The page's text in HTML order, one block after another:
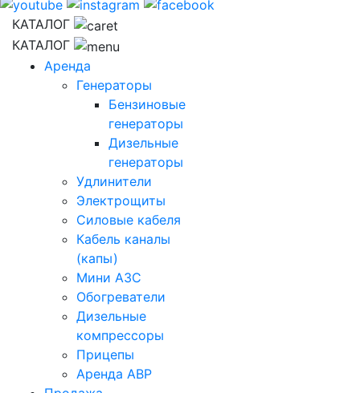
КАТАЛОГ
КАТАЛОГ
Аренда
Генераторы
Бензиновые
генераторы
Дизельные
генераторы
Удлинители
Электрощиты
Силовые кабеля
Кабель каналы
(капы)
Мини АЗС
Обогреватели
Дизельные
компрессоры
Прицепы
Аренда АВР